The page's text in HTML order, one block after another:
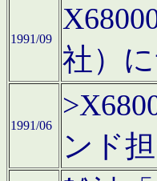
1991/09
社）
1991/06
ンド